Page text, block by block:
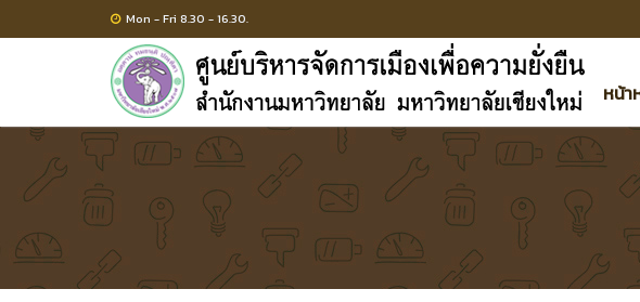
Mon - Fri 8.30 - 16.30.
หน้า